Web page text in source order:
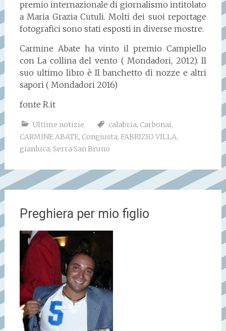
premio internazionale di giornalismo intitolato
a Maria Grazia Cutuli. Molti dei suoi reportage
fotografici sono stati esposti in diverse mostre.
Carmine Abate ha vinto il premio Campiello
con La collina del vento ( Mondadori, 2012). Il
suo ultimo libro è Il banchetto di nozze e altri
sapori ( Mondadori 2016)
fonte R.it
Ultime notizie calabria, Carbonai,
CARMINE ABATE, Congiusta, FABRIZIO VILLA,
gianluca, Serra San Bruno
Preghiera per mio figlio